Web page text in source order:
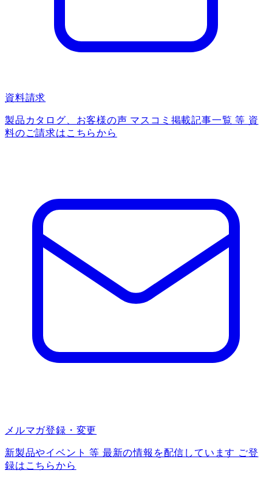
資料請求
製品カタログ、お客様の声 マスコミ掲載記事一覧 等 資
料のご請求はこちらから
メルマガ登録・変更
新製品やイベント 等 最新の情報を配信しています ご登
録はこちらから